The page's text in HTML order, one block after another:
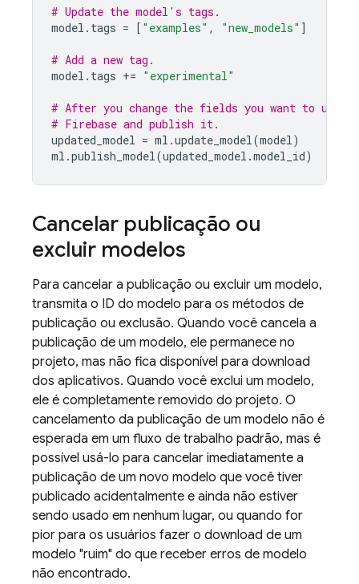
# Update the model's tags.
model . tags = [ "examples" , "new_models" ]
# Add a new tag.
model . tags += "experimental"
# After you change the fields you want to
# Firebase and publish it.
updated_model = ml .update_model(model)
ml .publish_model(updated_model .model_id)
Cancelar publicação ou
excluir modelos
Para cancelar a publicação ou excluir um modelo,
transmita o ID do modelo para os métodos de
publicação ou exclusão. Quando você cancela a
publicação de um modelo, ele permanece no
projeto, mas não fica disponível para download
dos aplicativos. Quando você exclui um modelo,
ele é completamente removido do projeto. O
cancelamento da publicação de um modelo não é
esperada em um fluxo de trabalho padrão, mas é
possível usá-lo para cancelar imediatamente a
publicação de um novo modelo que você tiver
publicado acidentalmente e ainda não estiver
sendo usado em nenhum lugar, ou quando for
pior para os usuários fazer o download de um
modelo "ruim" do que receber erros de modelo
não encontrado.